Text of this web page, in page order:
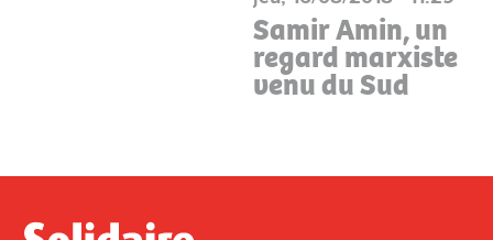
Samir Amin, un
regard marxiste
venu du Sud